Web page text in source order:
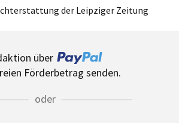
der Leipziger Zeitung
über
Förderbetrag senden.
oder